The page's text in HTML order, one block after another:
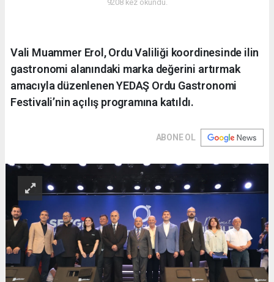
9208 kez okundu.
Vali Muammer Erol, Ordu Valiliği koordinesinde ilin
gastronomi alanındaki marka değerini artırmak
amacıyla düzenlenen YEDAŞ Ordu Gastronomi
Festivali’nin açılış programına katıldı.
ABONE OL